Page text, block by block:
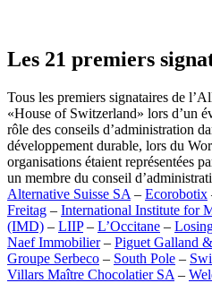
Les 21 premiers
Tous les premiers signataires de
«House of Switzerland» lors d’un
rôle des conseils d’administration
développement durable, lors du
organisations étaient représentées
un membre du conseil
Alternative Suisse SA – Ecorobotix
Freitag – International Institute for
(IMD) – LIIP– L’Occitane –
Naef Immobilier– Piguet Galland
Groupe Serbeco – South Pole –
Villars Maître Chocolatier SA –